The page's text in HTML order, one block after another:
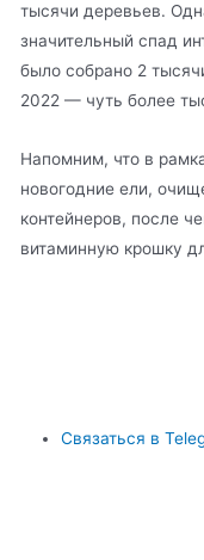
тысячи деревьев.
значительный спад
было собрано 2
2022 — чуть более
Напомним, что в
новогодние ели,
контейнеров, после
витаминную крошку
Связаться в